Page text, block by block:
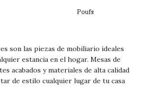
Poufs
son las piezas de mobiliario ideales
estancia en el hogar. Mesas de
acabados y materiales de alta calidad
de estilo cualquier lugar de tu casa